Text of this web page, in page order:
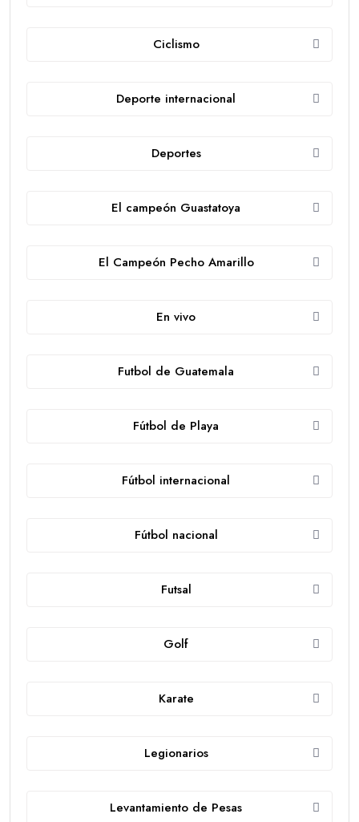
Ciclismo
Deporte internacional
Deportes
El campeón Guastatoya
El Campeón Pecho Amarillo
En vivo
Futbol de Guatemala
Fútbol de Playa
Fútbol internacional
Fútbol nacional
Futsal
Golf
Karate
Legionarios
Levantamiento de Pesas